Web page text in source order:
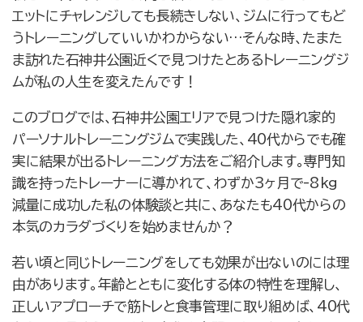
エットにチャレンジしても長続きしない、ジムに行ってもど
うトレーニングしていいかわからない…そんな時、たまた
ま訪れた石神井公園近くで見つけたとあるトレーニングジ
ムが私の人生を変えたんです！
このブログでは、石神井公園エリアで見つけた隠れ家的
パーソナルトレーニングジムで実践した、40代からでも確
実に結果が出るトレーニング方法をご紹介します。専門知
識を持ったトレーナーに導かれて、わずか3ヶ月で-8kg
減量に成功した私の体験談と共に、あなたも40代からの
本気のカラダづくりを始めませんか？
若い頃と同じトレーニングをしても効果が出ないのには理
由があります。年齢とともに変化する体の特性を理解し、
正しいアプローチで筋トレと食事管理に取り組めば、40代